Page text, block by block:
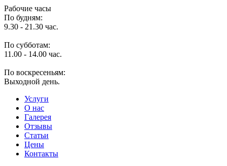
Рабочие часы
По будням:
9.30 - 21.30 час.
По субботам:
11.00 - 14.00 час.
По воскресеньям:
Выходной день.
Услуги
O нас
Галерея
Отзывы
Статьи
Цены
Контакты